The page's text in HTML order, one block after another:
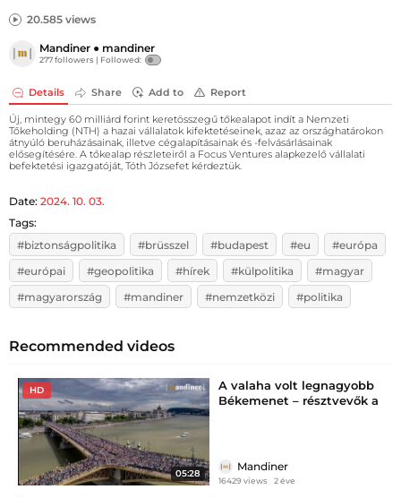
20.585 views
Mandiner ● mandiner
277 followers | Followed:
Details Share Add to Report
Új, mintegy 60 milliárd forint keretösszegű tőkealapot indít a Nemzeti
Tőkeholding (NTH) a hazai vállalatok kifektetéseinek, azaz az országhatárokon
átnyúló beruházásainak, illetve cégalapításainak és -felvásárlásainak
elősegítésére. A tőkealap részleteiről a Focus Ventures alapkezelő vállalati
befektetési igazgatóját, Tóth Józsefet kérdeztük.
Date: 2024. 10. 03.
Tags:
#biztonságpolitika
#brüsszel #budapest #eu
#európa
#európai
#geopolitika #hírek #külpolitika
#magyar
#magyarország
#mandiner #nemzetközi #politika
Recommended videos
HD
05:28
A valaha volt legnagyobb
Békemenet – résztvevők a
Mandiner
16429 views 2 éve